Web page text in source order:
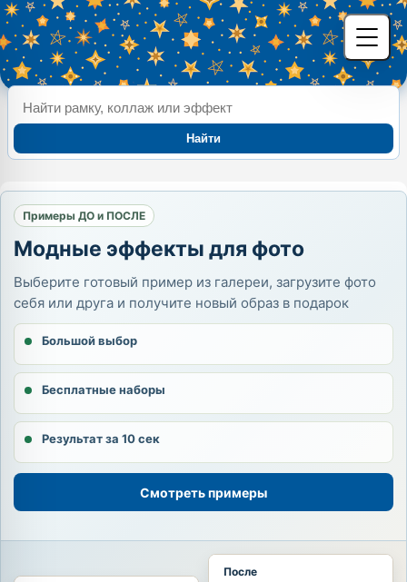
Найти
Примеры ДО и ПОСЛЕ
Модные эффекты для фото
Выберите готовый пример из галереи, загрузите фото
себя или друга и получите новый образ в подарок
Большой выбор
Бесплатные наборы
Результат за 10 сек
Смотреть примеры
После